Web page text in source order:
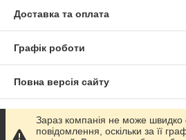
Доставка та оплата
Графік роботи
Повна версія сайту
Сайт створено на маркетплейсі
Зараз компанія не може
повідомлення, оскільки за її